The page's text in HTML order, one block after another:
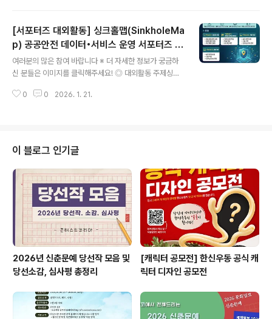
업유예생 포함 / 활동기간 내 중도 포기 없이 성실한 참여가
가능한 자)- 최소 월 1회 정기회의 참여 가능자(회의 외 복
지관 행사 및 프로그램 참여 포함)- 장애인복지관 홍보 활
동에 관심과 열정이 있는 자- 홍보물 제작, 사진 및 영상 촬
후 구글 폼 작성후 제출(상단 링크 참조) ◎ 선발절차지원
[서포터즈 대외활동] 싱크홀맵(SinkholeMa
p) 공공안전 데이터•서비스 운영 서포터즈 모
집
여러분의 많은 참여 바랍니다 ※ 더 자세한 정보가 궁금하
신 분들은 이미지를 클릭해주세요! ◎ 대외활동 주제싱크
터즈 모집— 시민 안전을 돕는 무료 서비스 운영에 참여하
서비스 운영에 관심 있는 분- 주당 **[3~6]시간** 참여
가능(원격 중심)- 스프레드시트/데이터 정리 경험- 카드뉴
스/공지/블로그 등 콘텐츠 제작 경험- (우대)웹 개발 경험
(프론트/백/풀스택 무관), 깃허브 사용 경험- (우대)사용자
관점에서 버그 리포트/QA 해본 경험 ◎ 모집기간- 지원
접수: ..
0 0 2026. 1. 21.
이 블로그 인기글
2026년 신춘문예 당선작 모음 및
당선소감, 심사평 총정리
[캐릭터 공모전] 한신우동 공식 캐
릭터 디자인 공모전